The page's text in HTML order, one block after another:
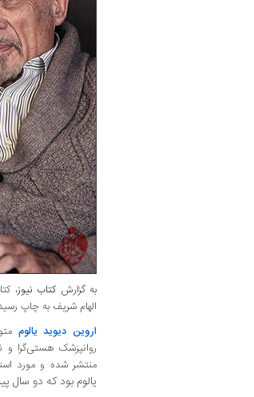
به گزارش کتاب نیوز،
الهام شریف به چاپ
اروین دیوید یالوم
روانپزشک هستی‌گرا و
منتشر شده و مورد
یالوم بود که دو